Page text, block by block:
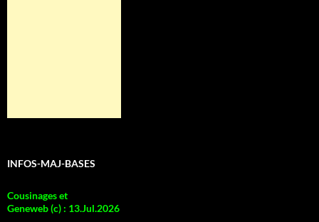
INFOS-MAJ-BASES
Cousinages et
Geneweb (c) : 13.Jul.2026